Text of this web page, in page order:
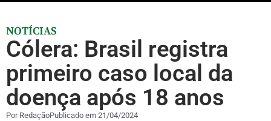
NOTÍCIAS
Cólera: Brasil registra
primeiro caso local da
doença após 18 anos
PorRedaçãoPublicado em 21/04/2024